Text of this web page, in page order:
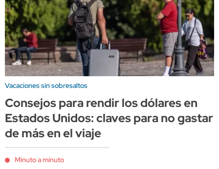
Vacaciones sin sobresaltos
Consejos para rendir los dólares en
Estados Unidos: claves para no gastar
de más en el viaje
Minuto a minuto